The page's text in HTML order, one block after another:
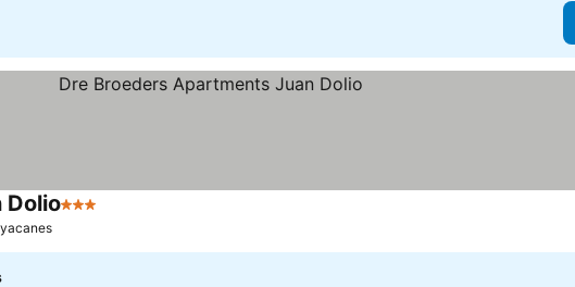
Dolio3 Estrellas